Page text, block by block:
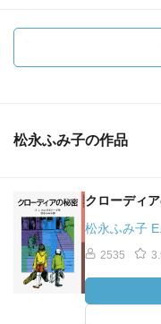
松永ふみ子の作品
クローディ
松永ふみ子
2535